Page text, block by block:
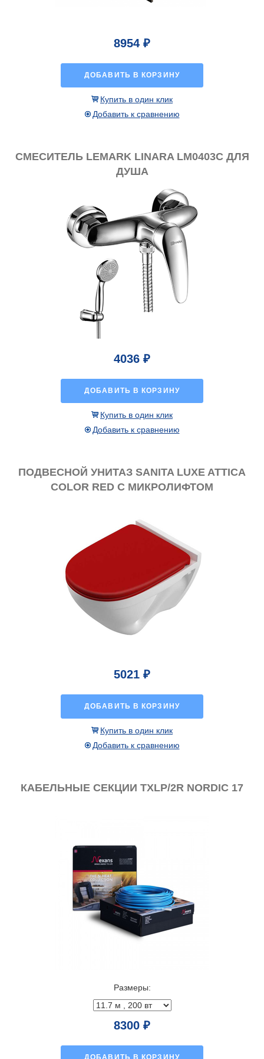
8954 ₽
ДОБАВИТЬ В КОРЗИНУ
Купить в один клик
Добавить к сравнению
СМЕСИТЕЛЬ LEMARK LINARA LM0403C ДЛЯ
ДУША
4036 ₽
ДОБАВИТЬ В КОРЗИНУ
Купить в один клик
Добавить к сравнению
ПОДВЕСНОЙ УНИТАЗ SANITA LUXE ATTICA
COLOR RED С МИКРОЛИФТОМ
5021 ₽
ДОБАВИТЬ В КОРЗИНУ
Купить в один клик
Добавить к сравнению
КАБЕЛЬНЫЕ СЕКЦИИ TXLP/2R NORDIC 17
Размеры:
8300 ₽
ДОБАВИТЬ В КОРЗИНУ